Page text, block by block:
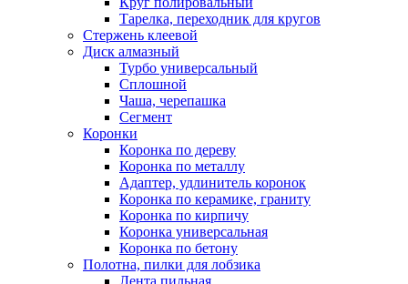
Тарелка, переходник для кругов
Стержень клеевой
Диск алмазный
Турбо универсальный
Сплошной
Чаша, черепашка
Сегмент
Коронки
Коронка по дереву
Коронка по металлу
Адаптер, удлинитель коронок
Коронка по керамике, граниту
Коронка по кирпичу
Коронка универсальная
Коронка по бетону
Полотна, пилки для лобзика
Лента пильная